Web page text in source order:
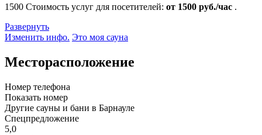
1500 Стоимость услуг для посетителей: от 1500 руб./час .
Развернуть
Изменить инфо. Это моя сауна
Месторасположение
Номер телефона
Показать номер
Другие сауны и бани в Барнауле
Спецпредложение
5,0